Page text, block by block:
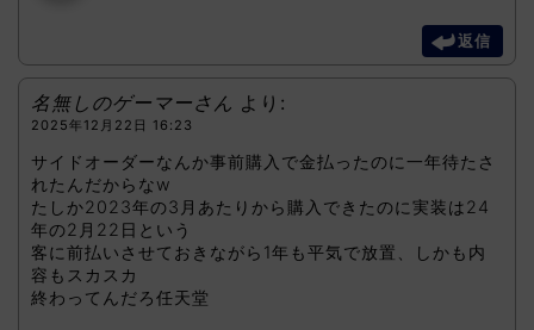
返信
名無しのゲーマーさん より:
2025年12月22日 16:23
サイドオーダーなんか事前購入で金払ったのに一年待たさ
れたんだからなw
たしか2023年の3月あたりから購入できたのに実装は24
年の2月22日という
客に前払いさせておきながら1年も平気で放置、しかも内
容もスカスカ
終わってんだろ任天堂